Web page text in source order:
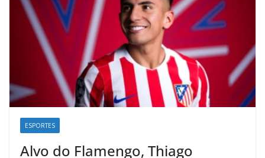
ESPORTES
Alvo do Flamengo, Thiago